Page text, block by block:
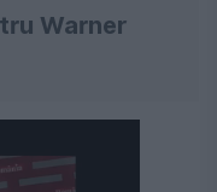
Warner